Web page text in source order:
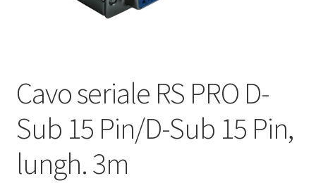
Оформление заказа
Скидки
Сотрудничество
Cavo seriale RS PRO D-
Sub 15 Pin/D-Sub 15 Pin,
lungh. 3m